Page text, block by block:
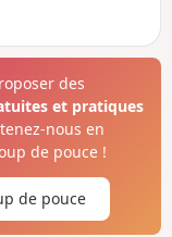
des
et pratiques
nous en
de pouce !
de pouce